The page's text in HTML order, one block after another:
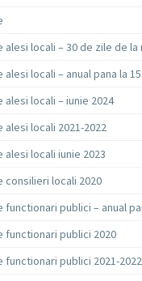
locali – 30 de zile de la
locali – anual pana la
locali – iunie 2024
locali 2021-2022
locali iunie 2023
consilieri locali 2020
publici – anual
functionari publici 2020
functionari publici 2021-2022